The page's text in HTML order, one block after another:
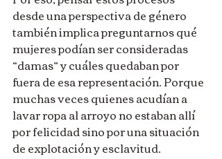
desde una perspectiva de género
también implica preguntarnos qué
mujeres podían ser consideradas
“damas” y cuáles quedaban por
fuera de esa representación. Porque
muchas veces quienes acudían a
lavar ropa al arroyo no estaban allí
por felicidad sino por una situación
de explotación y esclavitud.